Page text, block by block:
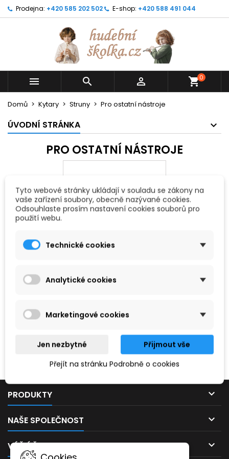
Prodejna: +420 585 202 502 E-shop: +420 588 491 044
   shopping_cart0
Domů Kytary Struny Pro ostatní nástroje
ÚVODNÍ STRÁNKA
PRO OSTATNÍ NÁSTROJE
Hledaný výraz nebyl nenalezen.
Prosím, zkuste zadat něco jiného.
PRODUKTY 
NAŠE SPOLEČNOST 
VÁŠ ÚČET 
Tyto webové stránky ukládají v souladu se zákony na
vaše zařízení soubory, obecně nazývané cookies.
Odsouhlaste prosím nastavení cookies souborů pro
použití webu.
Technické cookies
Analytické cookies
Marketingové cookies
Jen nezbytné
Přijmout vše
Přejít na stránku Podrobně o cookies